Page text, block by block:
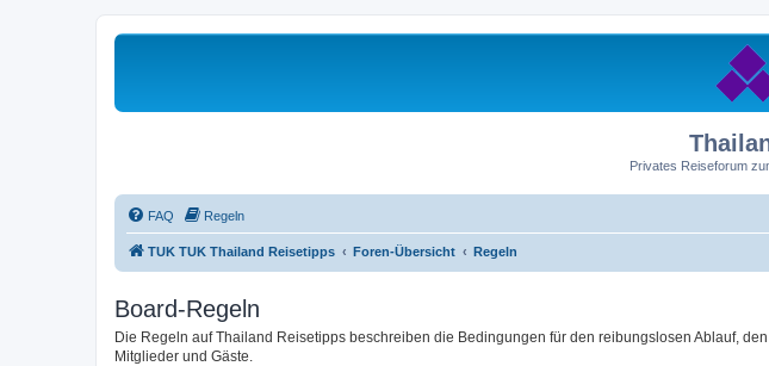
Privates Reiseforum
FAQ Regeln
TUK TUK Thailand Reisetipps Foren-Übersicht Regeln
Board-Regeln
Die Regeln auf Thailand Reisetipps beschreiben die Bedingungen für den reibungslosen Ablauf,
Mitglieder und Gäste.